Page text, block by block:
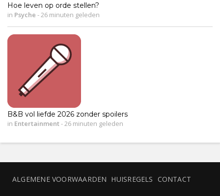
Hoe leven op orde stellen?
in Psyche -26 minuten geleden
B&B vol liefde 2026 zonder spoilers
in Entertainment-26 minuten geleden
ALGEMENE VOORWAARDEN HUISREGELS CONTACT